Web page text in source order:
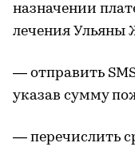
назначении
лечения Ульяны
— отправить
указав сумму
— перечислить